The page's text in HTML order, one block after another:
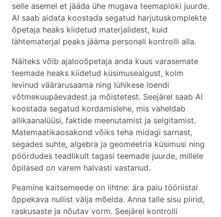
selle asemel et jääda ühe mugava teemaploki juurde.
AI saab aidata koostada segatud harjutuskomplekte
õpetaja heaks kiidetud materjalidest, kuid
lähtematerjal peaks jääma personali kontrolli alla.
Näiteks võib ajalooõpetaja anda kuus varasemate
teemade heaks kiidetud küsimusealgust, kolm
levinud väärarusaama ning lühikese loendi
võtmekuupäevadest ja mõistetest. Seejärel saab AI
koostada segatud kordamislehe, mis vaheldab
allikaanalüüsi, faktide meenutamist ja selgitamist.
Matemaatikaosakond võiks teha midagi sarnast,
segades suhte, algebra ja geomeetria küsimusi ning
pöördudes teadlikult tagasi teemade juurde, millele
õpilased on varem halvasti vastanud.
Peamine kaitsemeede on lihtne: ära palu tööriistal
õppekava nullist välja mõelda. Anna talle sisu piirid,
raskusaste ja nõutav vorm. Seejärel kontrolli